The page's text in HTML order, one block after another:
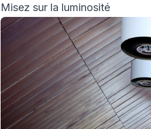
Misez sur la luminosité